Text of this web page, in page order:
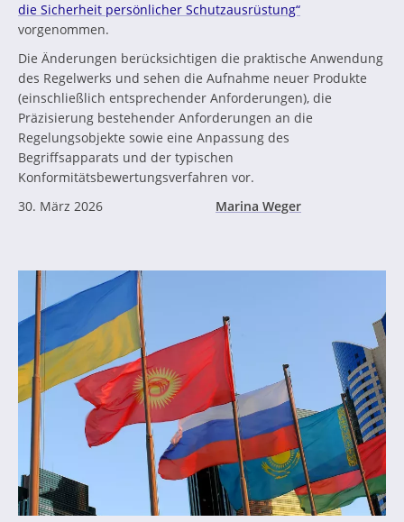
die Sicherheit persönlicher Schutzausrüstung“
vorgenommen.
Die Änderungen berücksichtigen die praktische Anwendung
des Regelwerks und sehen die Aufnahme neuer Produkte
(einschließlich entsprechender Anforderungen), die
Präzisierung bestehender Anforderungen an die
Regelungsobjekte sowie eine Anpassung des
Begriffsapparats und der typischen
Konformitätsbewertungsverfahren vor.
30. März 2026
Marina Weger